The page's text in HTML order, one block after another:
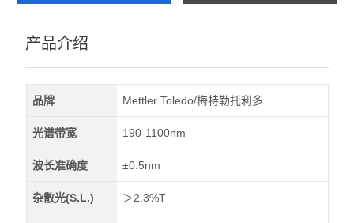
产品介绍
品牌 Mettler Toledo/梅特勒托利多
光谱带宽 190-1100nm
波长准确度 ±0.5nm
杂散光(S.L.) ＞2.3%T